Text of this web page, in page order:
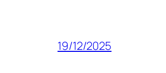
19/12/2025